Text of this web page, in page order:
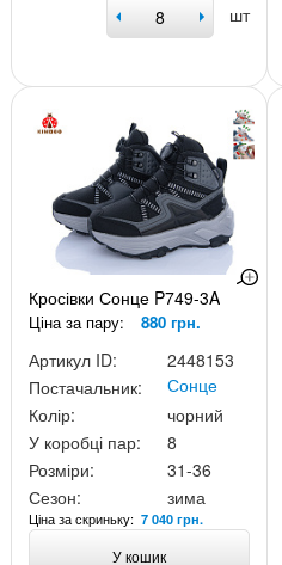
шт
Кросівки Сонце P749-3A
Ціна за пару: 880 грн.
Артикул ID:
2448153
Постачальник:
Сонце
Колір:
чорний
У коробці пар:
8
Розміри:
31-36
Сезон:
зима
Ціна за скриньку: 7 040 грн.
У кошик